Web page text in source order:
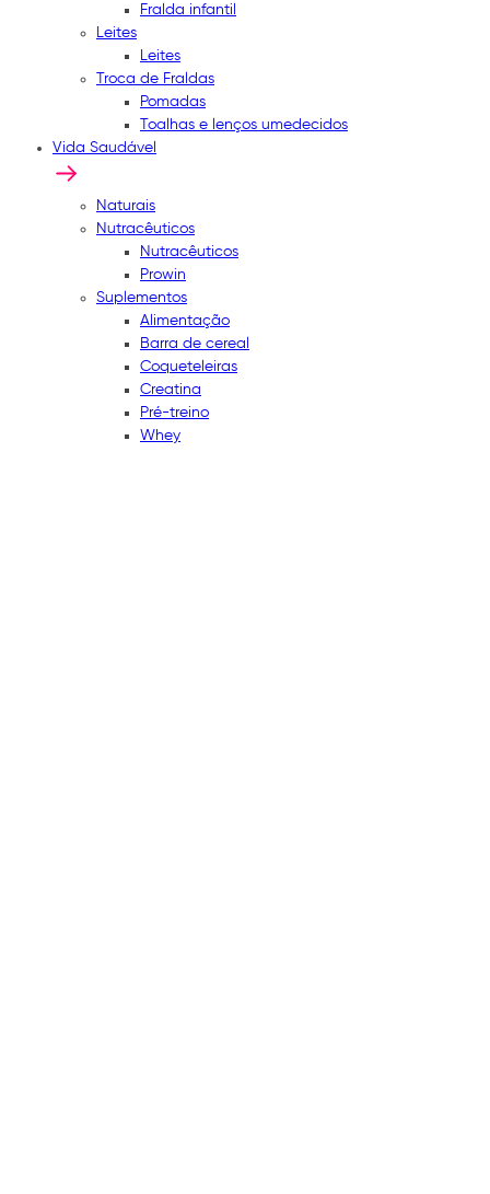
Fralda infantil
Leites
Leites
Troca de Fraldas
Pomadas
Toalhas e lenços umedecidos
Vida Saudável
Naturais
Nutracêuticos
Nutracêuticos
Prowin
Suplementos
Alimentação
Barra de cereal
Coqueteleiras
Creatina
Pré-treino
Whey